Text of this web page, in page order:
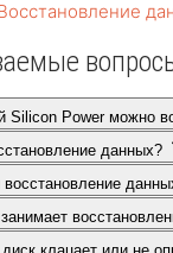
Silicon Power можно
данных?
восстановление